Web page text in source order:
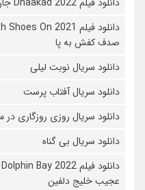
صدف کفش به پا
دانلود سریال نوبت لیلی
دانلود سریال آفتاب پرست
دانلود سریال روزی روزگاری در
دانلود سریال بی گناه
عجیب خلیج دلفین